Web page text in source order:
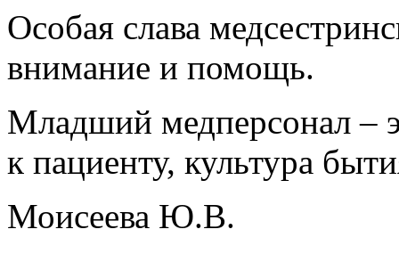
Особая слава
внимание и помощь.
Младший медперсонал –
к пациенту, культура
Моисеева Ю.В.